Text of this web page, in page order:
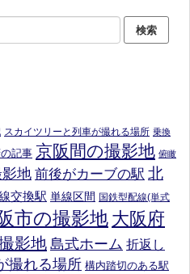
スカイツリーと列車が撮れる場所 乗換
記事 京阪間の撮影地 俯瞰
地 前後がカーブの駅 北
交換駅 単線区間 国鉄型配線(単式
市の撮影地 大阪府
影地 島式ホーム 折返し
撮れる場所 構内踏切のある駅